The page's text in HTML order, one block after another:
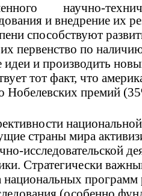
научно-
и внедрение их
способствуют
первенство по
идеи и производить
тот факт, что
Нобелевских премий
страны мира
исследовательской
Стратегически
национальных программ